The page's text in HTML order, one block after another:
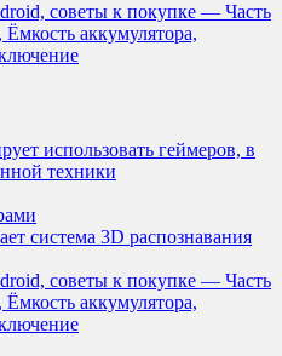
советы к покупке — Часть
аккумулятора,
использовать геймеров, в
техники
система 3D распознавания
советы к покупке — Часть
аккумулятора,